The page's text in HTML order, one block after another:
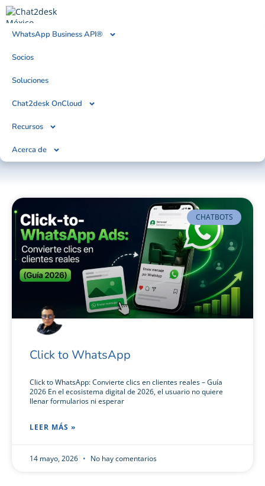
WhatsApp Business API®
Socios
Soluciones
Chat2desk OnCloud
Recursos
Acerca de
Tendencias, Noticias & Artículos
CHATBOTS
Click to WhatsApp
Click to WhatsApp: Convierte clics en clientes reales – Guía
2026 En el ecosistema digital de 2026, el usuario no quiere
llenar formularios ni esperar
LEER MÁS »
14 mayo, 2026 No hay comentarios